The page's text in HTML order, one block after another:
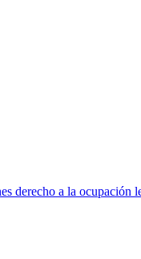
derecho a la ocupación